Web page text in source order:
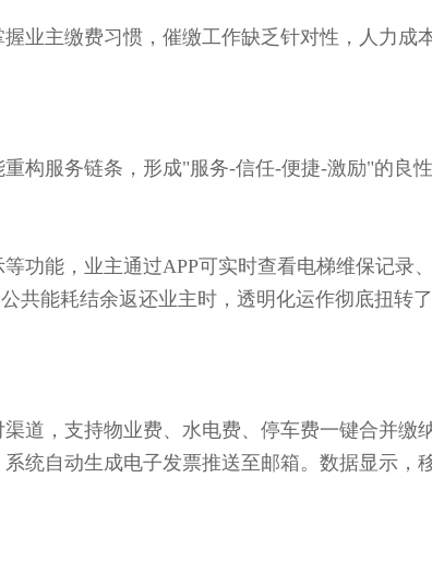
主缴费习惯，催缴工作缺乏针对性，人力成
服务链条，形成"服务-信任-便捷-激励"的良性
能，业主通过APP可实时查看电梯维保记录
共能耗结余返还业主时，透明化运作彻底扭转
，支持物业费、水电费、停车费一键合并缴
统自动生成电子发票推送至邮箱。数据显示，